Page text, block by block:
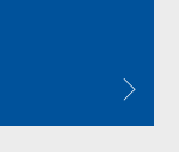
zostanie otwarty w